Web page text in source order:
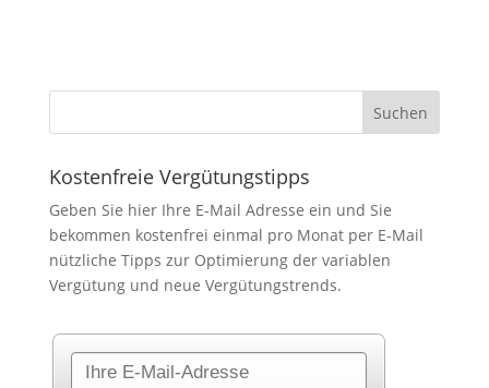
Kostenfreie Vergütungstipps
Geben Sie hier Ihre E-Mail Adresse ein und Sie
bekommen kostenfrei einmal pro Monat per E-Mail
nützliche Tipps zur Optimierung der variablen
Vergütung und neue Vergütungstrends.